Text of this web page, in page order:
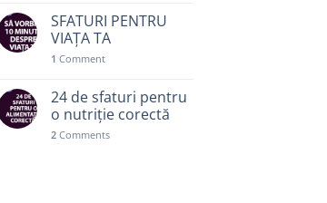
SFATURI PENTRU
VIAȚA TA
1 Comment
24 de sfaturi pentru
o nutriție corectă
2Comments